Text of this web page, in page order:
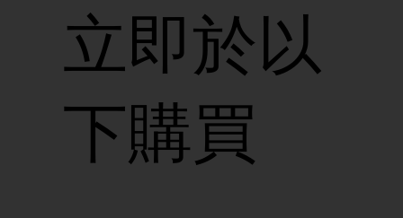
立即於以
下購買